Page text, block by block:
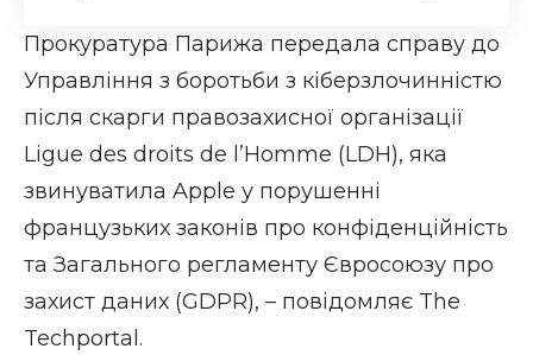
Прокуратура Парижа передала справу до
Управління з боротьби з кіберзлочинністю
після скарги правозахисної організації
Ligue des droits de l’Homme (LDH), яка
звинуватила Apple у порушенні
французьких законів про конфіденційність
та Загального регламенту Євросоюзу про
захист даних (GDPR), – повідомляє The
Techportal.